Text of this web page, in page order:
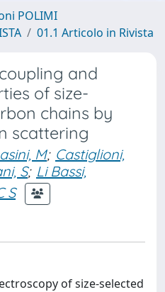
POLIMI
01.1 Articolo in Rivista
and
of size-
chains by
scattering
M; Castiglioni,
S; Li Bassi,
S
of size-selected